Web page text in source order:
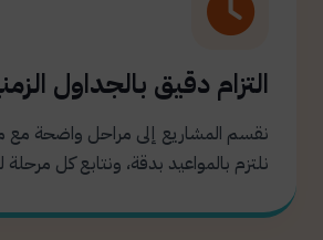
التزام دقيق بالجداول
نقسم المشاريع إلى مراحل واضحة مع
نلتزم بالمواعيد بدقة، ونتابع كل